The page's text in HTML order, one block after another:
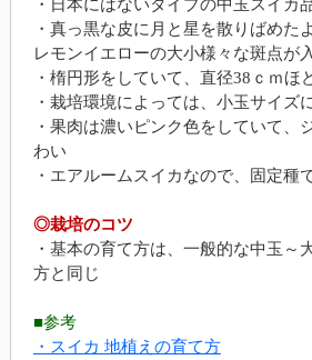
・日本にはないタイプの中玉スイカ
・真っ黒な皮に月と星を散りばめた
レモンイエローの大小様々な斑点が
・楕円形をしていて、直径38ｃｍほ
・栽培環境によっては、小玉サイズ
・果肉は濃いピンク色をしていて、
わい
・エアルームスイカなので、固定種
◎栽培のコツ
・基本の育て方は、一般的な中玉～
方と同じ
■参考
・スイカ 地植えの育て方